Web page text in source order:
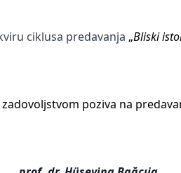
ciklusa predavanja „Bliski
zadovoljstvom poziva na